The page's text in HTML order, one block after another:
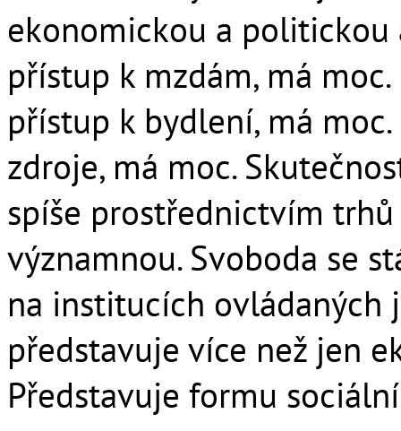
ekonomickou a politickou
přístup k mzdám, má
přístup k bydlení, má
zdroje, má moc.
spíše prostřednictvím
významnou. Svoboda se
na institucích
představuje více než jen
Představuje formu